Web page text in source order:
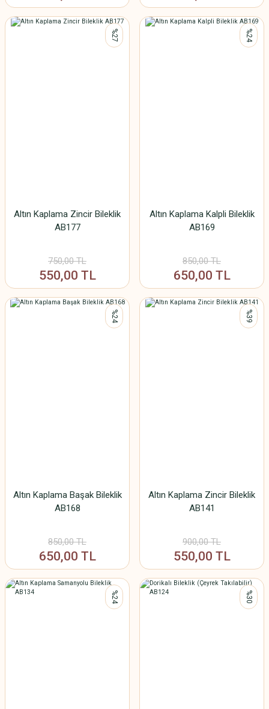
%27
Altın Kaplama Zincir Bileklik
AB177
750,00 TL
550,00 TL
%24
Altın Kaplama Kalpli Bileklik
AB169
850,00 TL
650,00 TL
%24
Altın Kaplama Başak Bileklik
AB168
850,00 TL
650,00 TL
%39
Altın Kaplama Zincir Bileklik
AB141
900,00 TL
550,00 TL
%24 %30